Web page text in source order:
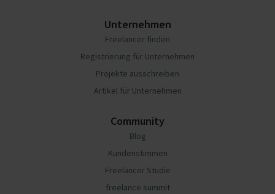
Unternehmen
Freelancer finden
Registrierung für Unternehmen
Projekte ausschreiben
Artikel für Unternehmen
Community
Blog
Kundenstimmen
Freelancer Studie
freelance summit